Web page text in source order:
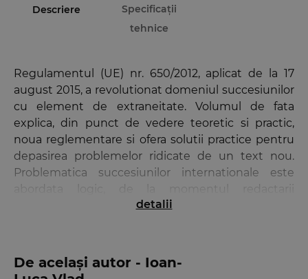
Descriere
Specificații
tehnice
Regulamentul (UE) nr. 650/2012, aplicat de la 17
august 2015, a revolutionat domeniul succesiunilor
cu element de extraneitate. Volumul de fata
explica, din punct de vedere teoretic si practic,
noua reglementare si ofera solutii practice pentru
depasirea problemelor ridicate de un text nou.
Problematica succesiunilor internationale este
testamentului, pana la cel al executiunii
multilaterale aplicabile in domeniu. Volumul face o
introducere in practica planificarii succesorale,
detalii
De același autor - Ioan-